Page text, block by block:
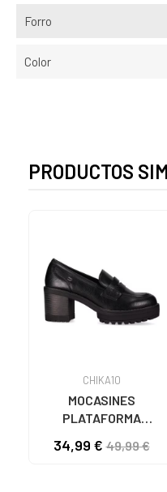
Forro
Color
PRODUCTOS
CHIKA10
MOCASINES
PLATAFORMA
NEGROS NEGRO-
34,99 €49,99 €